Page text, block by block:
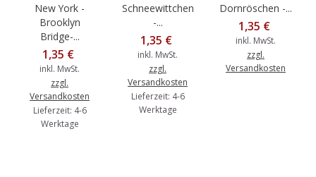
New York -
Brooklyn
Bridge-...
1,35 €
inkl. MwSt.
zzgl.
Versandkosten
Lieferzeit: 4-6
Werktage
Schneewittchen
-...
1,35 €
inkl. MwSt.
zzgl.
Versandkosten
Lieferzeit: 4-6
Werktage
Dornröschen -...
1,35 €
inkl. MwSt.
zzgl.
Versandkosten